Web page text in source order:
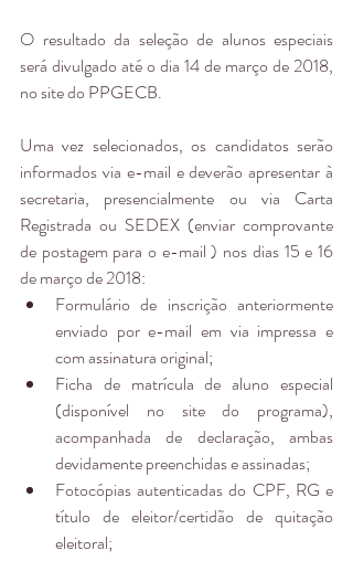
O resultado da seleção de alunos especiais
será divulgado até o dia 14 de março de 2018,
no site do PPGECB.
Uma vez selecionados, os candidatos serão
informados via e-mail e deverão apresentar à
secretaria, presencialmente ou via Carta
Registrada ou SEDEX (enviar comprovante
de postagem para o e-mail ) nos dias 15 e 16
de março de 2018:
Formulário de inscrição anteriormente
enviado por e-mail em via impressa e
com assinatura original;
Ficha de matrícula de aluno especial
(disponível no site do programa),
acompanhada de declaração, ambas
devidamente preenchidas e assinadas;
Fotocópias autenticadas do CPF, RG e
título de eleitor/certidão de quitação
eleitoral;